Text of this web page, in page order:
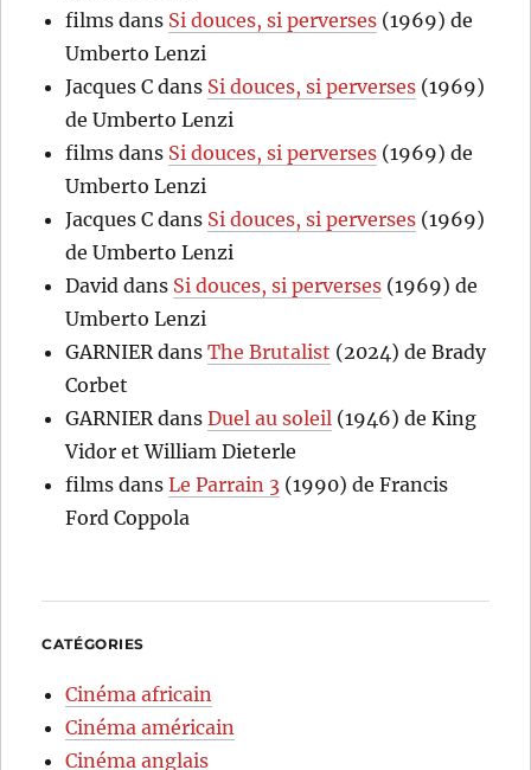
films dans Si douces, si perverses (1969) de
Umberto Lenzi
Jacques C dans Si douces, si perverses (1969)
de Umberto Lenzi
films dans Si douces, si perverses (1969) de
Umberto Lenzi
Jacques C dans Si douces, si perverses (1969)
de Umberto Lenzi
David dans Si douces, si perverses (1969) de
Umberto Lenzi
GARNIER dansThe Brutalist (2024) de Brady
Corbet
GARNIER dansDuel au soleil (1946) de King
Vidor et William Dieterle
films dansLe Parrain 3 (1990) de Francis
Ford Coppola
CATÉGORIES
Cinéma africain
Cinéma américain
Cinéma anglais